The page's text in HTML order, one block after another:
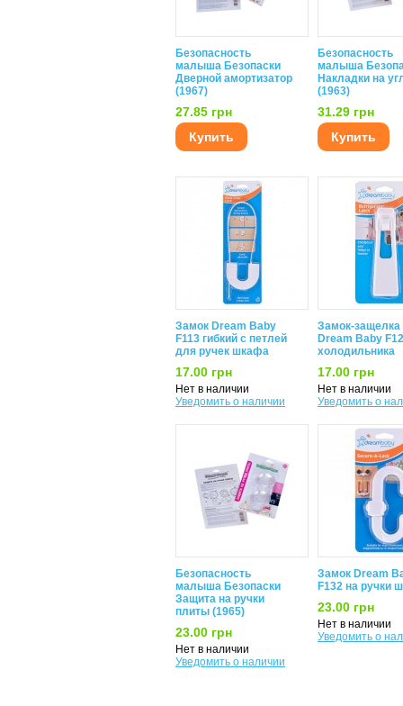
Безопасность
малыша Безопаски
Дверной амортизатор
(1967)
27.85 грн
Купить
Безопасность
малыша
Накладки на
(1963)
31.29 грн
Купить
Замок Dream Baby
F113 гибкий с петлей
для ручек шкафа
17.00 грн
Нет в наличии
Уведомить о наличии
Замок-защелка
Dream Baby
холодильника
17.00 грн
Нет в наличии
Уведомить о
Безопасность
малыша Безопаски
Защита на ручки
плиты (1965)
23.00 грн
Нет в наличии
Уведомить о наличии
Замок Dream
F132 на ручки
23.00 грн
Нет в наличии
Уведомить о